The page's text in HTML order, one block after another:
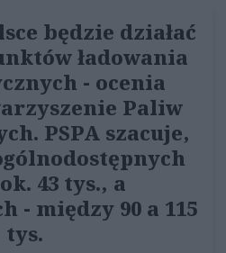
będzie działać
ładowania
- ocenia
Paliw
PSPA szacuje,
43 tys., a
- między 90 a 115
tys.